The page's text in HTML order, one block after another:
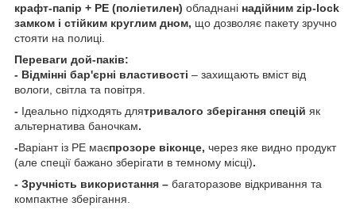
крафт-папір + РЕ (поліетилен) обладнані надійним zip-lock
замком і стійким круглим дном, що дозволяє пакету зручно
стояти на полиці.
Переваги дой-паків:
- Відмінні бар'єрні властивості – захищають вміст від
вологи, світла та повітря.
- Ідеально підходять длятривалого зберігання спецій як
альтернатива баночкам.
-Варіант із РЕ маєпрозоре віконце, через яке видно продукт
(але спеції бажано зберігати в темному місці).
- Зручність використання – багаторазове відкривання та
компактне зберігання.